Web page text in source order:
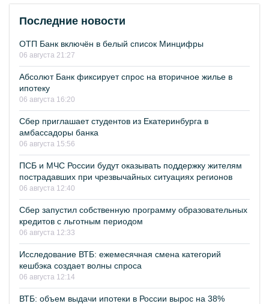
Последние новости
ОТП Банк включён в белый список Минцифры
06 августа 21:27
Абсолют Банк фиксирует спрос на вторичное жилье в
ипотеку
06 августа 16:20
Сбер приглашает студентов из Екатеринбурга в
амбассадоры банка
06 августа 15:56
ПСБ и МЧС России будут оказывать поддержку жителям
пострадавших при чрезвычайных ситуациях регионов
06 августа 12:40
Сбер запустил собственную программу образовательных
кредитов с льготным периодом
06 августа 12:33
Исследование ВТБ: ежемесячная смена категорий
кешбэка создает волны спроса
06 августа 12:14
ВТБ: объем выдачи ипотеки в России вырос на 38%